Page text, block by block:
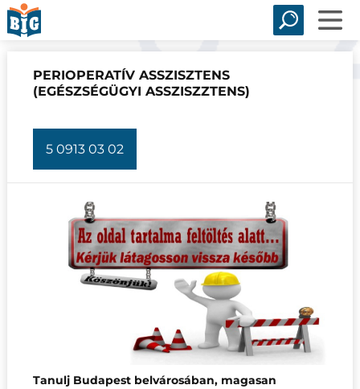
PERIOPERATÍV ASSZISZTENS
(EGÉSZSÉGÜGYI ASSZISZZTENS)
5 0913 03 02
Tanulj Budapest belvárosában, magasan